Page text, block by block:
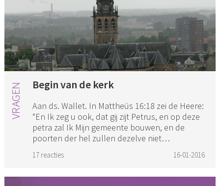
Begin van de kerk
Aan ds. Wallet. In Mattheüs 16:18 zei de Heere:
“En Ik zeg u ook, dat gij zijt Petrus, en op deze
petra zal Ik Mijn gemeente bouwen, en de
poorten der hel zullen dezelve niet
17 reacties 16-01-2016